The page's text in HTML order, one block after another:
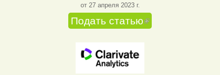
от 27 апреля 2023 г.
Подать статью